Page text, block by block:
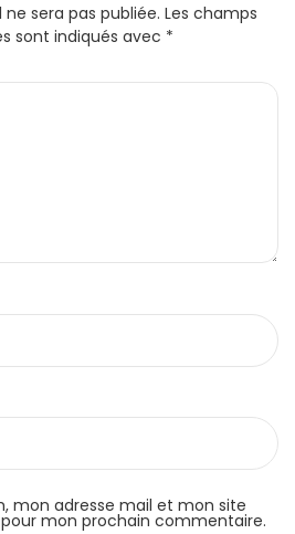
mon adresse mail et mon site
mon prochain commentaire.
sera pas publiée. Les champs
sont indiqués avec *